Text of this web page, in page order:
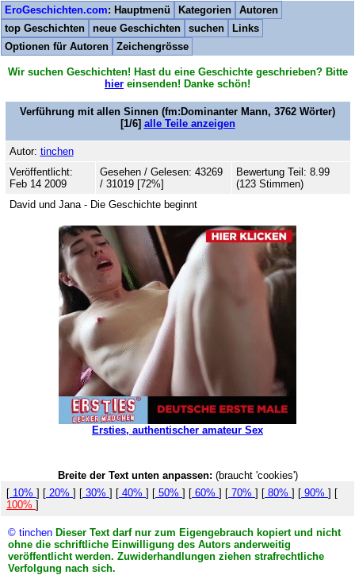
EroGeschichten.com: Hauptmenü Kategorien
Autoren
top Geschichten
neue Geschichten suchen
Links
Optionen für Autoren
Zeichengrösse
Wir suchen Geschichten! Hast du eine Geschichte geschrieben? Bitte
hier einsenden! Danke schön!
Verführung mit allen Sinnen (fm:Dominanter Mann, 3762 Wörter)
[1/6] alle Teile anzeigen
Autor: tinchen
Veröffentlicht:
Feb 14 2009
Gesehen / Gelesen: 43269
/ 31019 [72%]
Bewertung Teil: 8.99
(123 Stimmen)
David und Jana - Die Geschichte beginnt
Ersties, authentischer amateur Sex
Breite der Text unten anpassen: (braucht 'cookies')
[ 10% ] [ 20% ] [ 30% ] [ 40% ] [ 50% ] [ 60% ] [ 70% ] [ 80% ] [ 90% ] [
100% ]
© tinchen Dieser Text darf nur zum Eigengebrauch kopiert und nicht
ohne die schriftliche Einwilligung des Autors anderweitig
veröffentlicht werden. Zuwiderhandlungen ziehen strafrechtliche
Verfolgung nach sich.